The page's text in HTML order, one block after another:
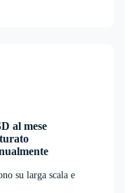
al mese
su larga scala e